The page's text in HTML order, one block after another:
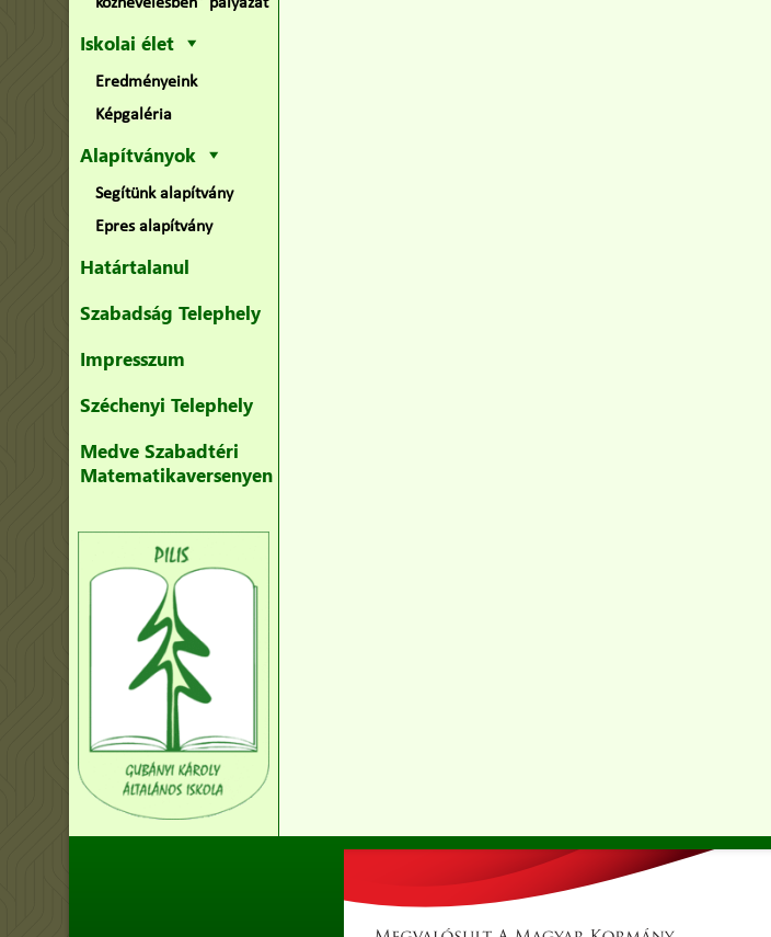
Iskolai élet
Eredményeink
Képgaléria
Alapítványok
Segítünk alapítvány
Epres alapítvány
Határtalanul
Szabadság Telephely
Impresszum
Széchenyi Telephely
Medve Szabadtéri
Matematikaversenyen